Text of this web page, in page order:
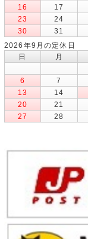
16
17
23
24
30
31
2026年9月の定休日
日
月
6
7
13
14
20
21
27
28